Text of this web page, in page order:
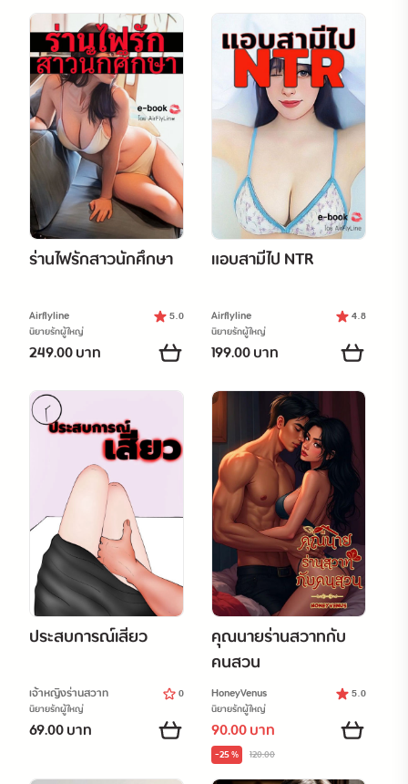
ร่านไฟรักสาวนักศึกษา
Airflyline 5.0
นิยายรักผู้ใหญ่
249.00 บาท
แอบสามีไป NTR
Airflyline 4.8
นิยายรักผู้ใหญ่
199.00 บาท
ประสบการณ์เสียว
เจ้าหญิงร่านสวาท 0
นิยายรักผู้ใหญ่
69.00 บาท
คุณนายร่านสวาทกับ
คนสวน
HoneyVenus 5.0
นิยายรักผู้ใหญ่
90.00 บาท
-25 % 120.00